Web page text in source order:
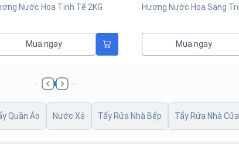
Nước Hoa Sang Trọng 2KG
Mua ngay
Bell Home 1KG Chai Cổ Vịt
Mua ngay
Quần Áo Nước Xả Tẩy Rửa Nhà Bếp Tẩy Rửa Nhà Cửa